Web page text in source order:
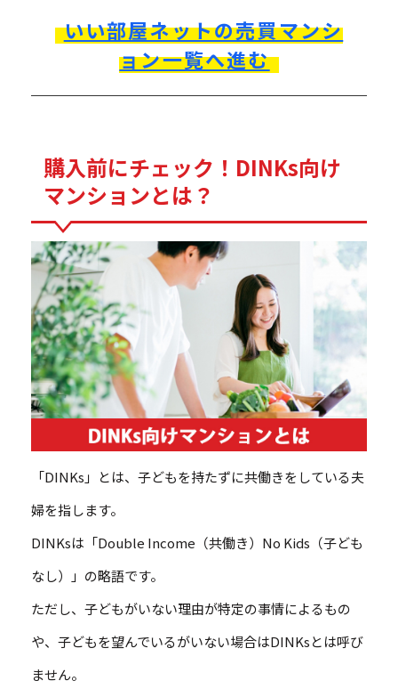
いい部屋ネットの売買マンシ
ョン一覧へ進む
購入前にチェック！DINKs向け
マンションとは？
「DINKs」とは、子どもを持たずに共働きをしている夫
婦を指します。
DINKsは「Double Income（共働き）No Kids（子ども
なし）」の略語です。
ただし、子どもがいない理由が特定の事情によるもの
や、子どもを望んでいるがいない場合はDINKsとは呼び
ません。